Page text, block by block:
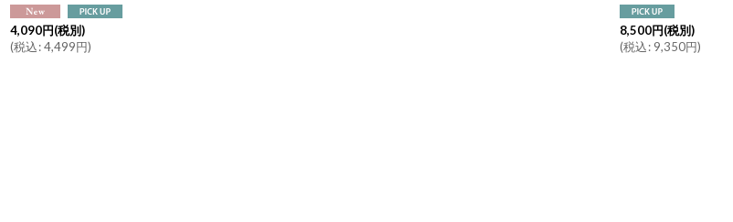
4,090円(税別)
(税込:4,499円)
8,500円(税別)
(税込: 9,350円)